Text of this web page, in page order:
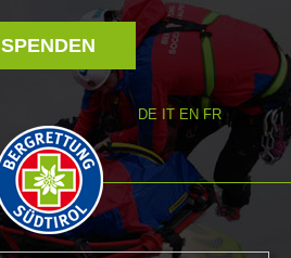
SPENDEN
DE IT EN FR